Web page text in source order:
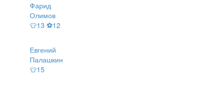
Фарид
Олимов
👕13 ⚽12
Евгений
Палашкин
👕15